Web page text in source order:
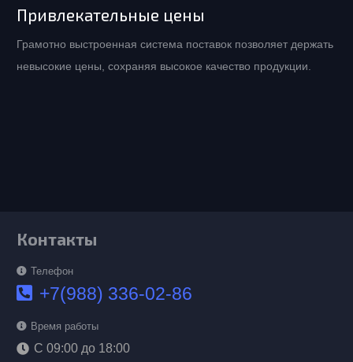
Привлекательные цены
Грамотно выстроенная система поставок позволяет держать
невысокие цены, сохраняя высокое качество продукции.
Контакты
Телефон
+7(988) 336-02-86
Время работы
С 09:00 до 18:00